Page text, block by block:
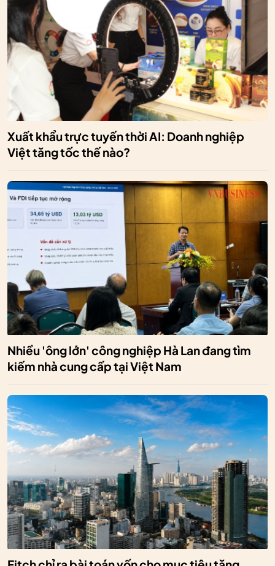
Xuất khẩu trực tuyến thời AI: Doanh nghiệp
Việt tăng tốc thế nào?
Nhiều 'ông lớn' công nghiệp Hà Lan đang tìm
kiếm nhà cung cấp tại Việt Nam